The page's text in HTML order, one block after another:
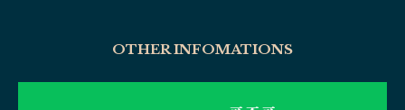
OTHER INFOMATIONS